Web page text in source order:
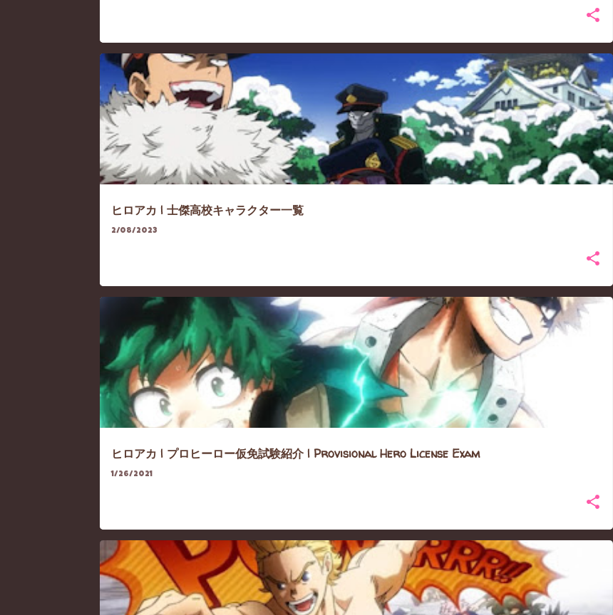
ヒロアカ | 士傑高校キャラクター一覧
2/08/2023
HEROACA HEROACA-CHARACTER HEROACA-SEASON3
ヒロアカ | プロヒーロー仮免試験紹介 | Provisional Hero License Exam
1/26/2021
HEROACA HEROACA-SEASON3
HEROACA HEROACA-SEASON3